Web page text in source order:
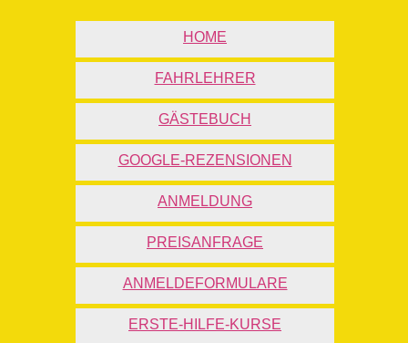
HOME
FAHRLEHRER
GÄSTEBUCH
GOOGLE-REZENSIONEN
ANMELDUNG
PREISANFRAGE
ANMELDEFORMULARE
ERSTE-HILFE-KURSE